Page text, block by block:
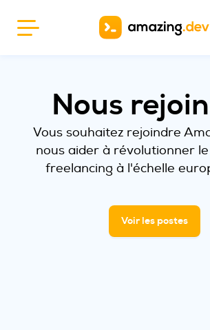
Nous
Vous souhaitez rejoindre
nous aider à révolutionner
freelancing à l'échelle
Voir les postes